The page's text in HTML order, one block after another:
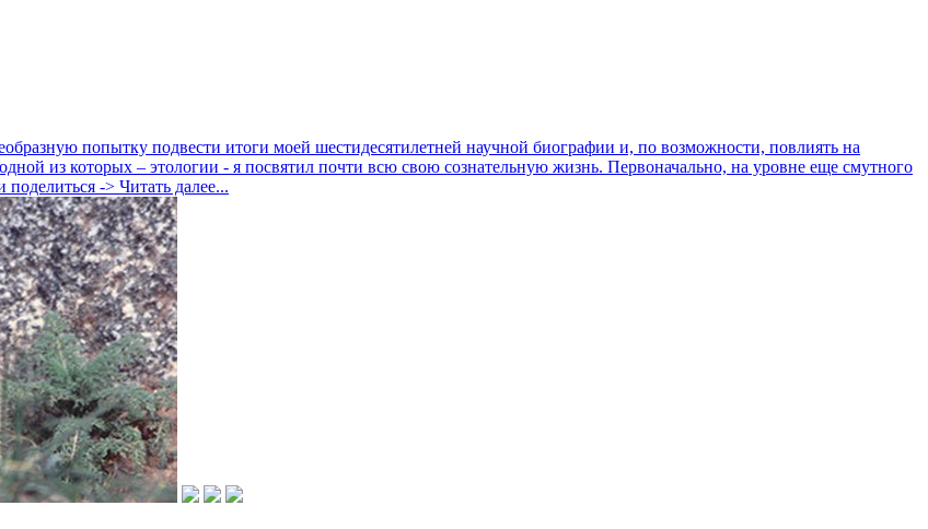
попытку подвести итоги моей шестидесятилетней научной биографии и, по возможности, повлиять на
из которых – этологии - я посвятил почти всю свою сознательную жизнь. Первоначально, на уровне еще смутного
поделиться -> Читать далее...